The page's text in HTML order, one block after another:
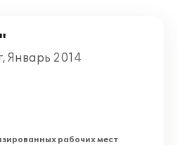
Январь 2014
рабочих мест